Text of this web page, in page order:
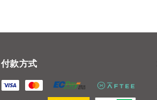
付款方式